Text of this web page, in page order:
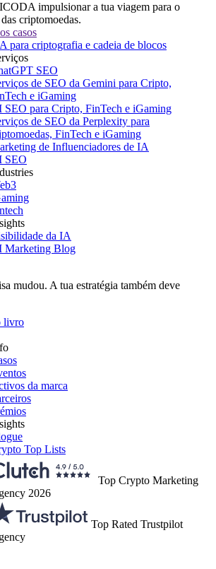
impulsionar a tua viagem para o
criptomoedas.
casos
para criptografia e cadeia de blocos
SEO
de SEO da Gemini para Cripto,
e iGaming
SEO para Cripto, FinTech e iGaming
de SEO da Perplexity para
FinTech e iGaming
de Influenciadores de IA
SEO
da IA
Marketing Blog
mudou. A tua estratégia também deve
livro
da marca
Top Lists
Top Crypto Marketing
2026
Top Rated Trustpilot